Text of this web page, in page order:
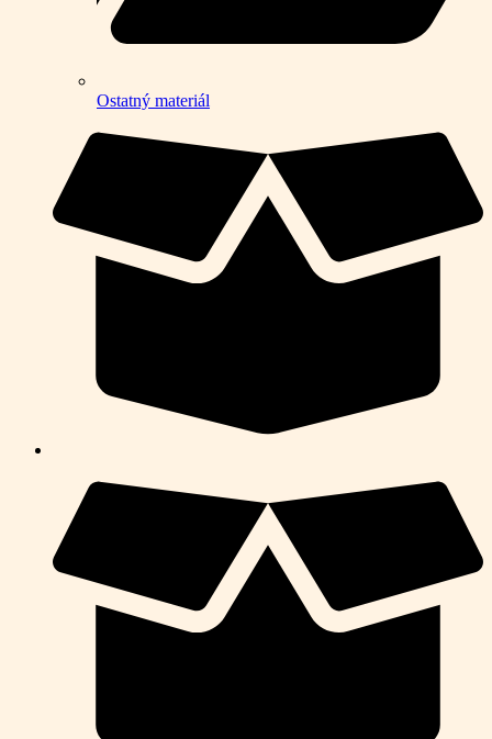
Ostatný materiál